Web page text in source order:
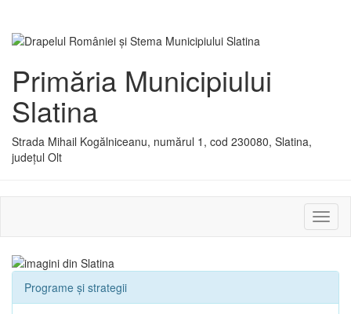
Primăria Municipiului
Slatina
Strada Mihail Kogălniceanu, numărul 1, cod 230080, Slatina,
județul Olt
sau
Programe și strategii